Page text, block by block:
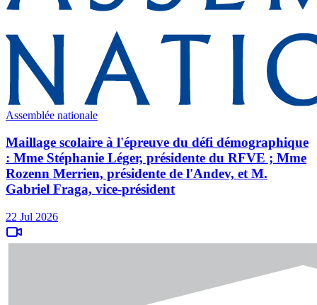
Assemblée nationale
Maillage scolaire à l'épreuve du défi démographique
: Mme Stéphanie Léger, présidente du RFVE ; Mme
Rozenn Merrien, présidente de l'Andev, et M.
Gabriel Fraga, vice-président
22 Jul 2026